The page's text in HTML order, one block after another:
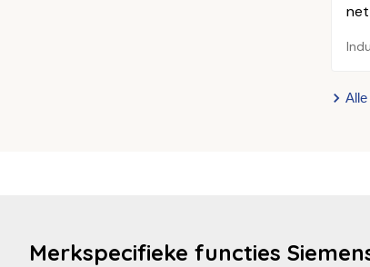
net
Merkspecifieke functies Siemens